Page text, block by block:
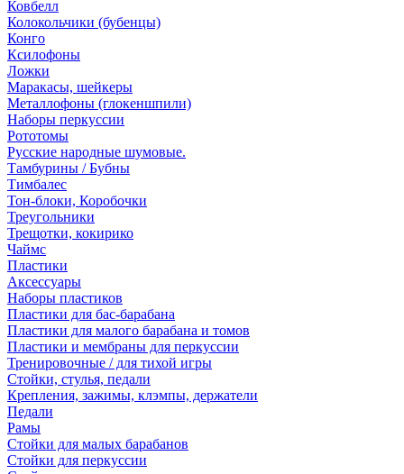
Ковбелл
Колокольчики (бубенцы)
Конго
Ксилофоны
Ложки
Маракасы, шейкеры
Металлофоны (глокеншпили)
Наборы перкуссии
Рототомы
Русские народные шумовые.
Тамбурины / Бубны
Тимбалес
Тон-блоки, Коробочки
Треугольники
Трещотки, кокирико
Чаймс
Пластики
Аксессуары
Наборы пластиков
Пластики для бас-барабана
Пластики для малого барабана и томов
Пластики и мембраны для перкуссии
Тренировочные / для тихой игры
Стойки, стулья, педали
Крепления, зажимы, клэмпы, держатели
Педали
Рамы
Стойки для малых барабанов
Стойки для перкуссии